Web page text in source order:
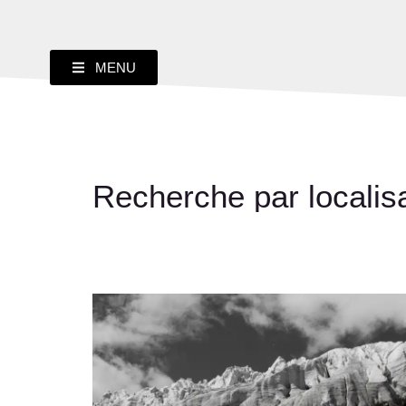
MENU
Recherche par